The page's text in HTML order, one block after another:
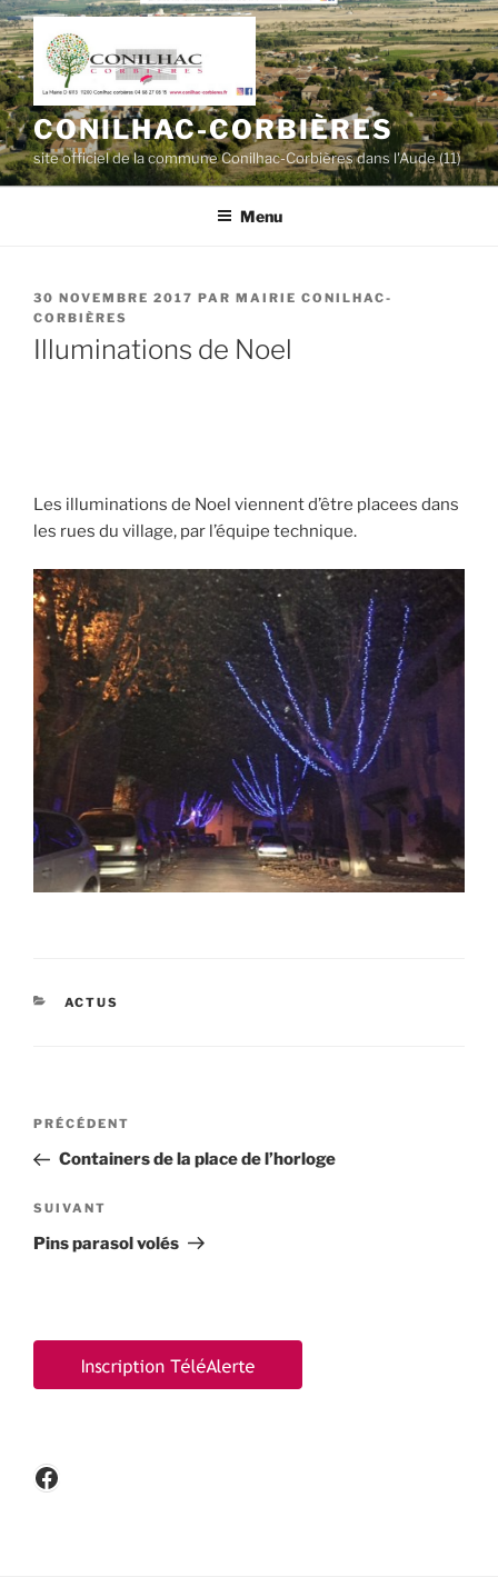
Aller
au
contenu
principal
CONILHAC-CORBIÈRES
site officiel de la commune Conilhac-Corbières dans l'Aude (11)
Menu
PUBLIÉ
LE
30 NOVEMBRE 2017 PAR MAIRIE CONILHAC-
CORBIÈRES
Illuminations de Noel
Les illuminations de Noel viennent d’être placees dans
les rues du village, par l’équipe technique.
CATÉGORIES
ACTUS
Navigation
l’article
Article
précédent
PRÉCÉDENT
Containers de la place de l’horloge
Article
suivant
SUIVANT
Pins parasol volés
Facebook